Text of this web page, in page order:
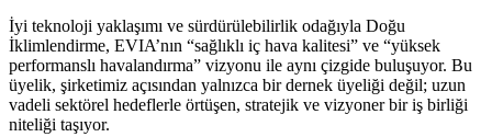
İyi teknoloji yaklaşımı ve sürdürülebilirlik odağıyla Doğu
İklimlendirme, EVIA’nın “sağlıklı iç hava kalitesi” ve “yüksek
performanslı havalandırma” vizyonu ile aynı çizgide buluşuyor. Bu
üyelik, şirketimiz açısından yalnızca bir dernek üyeliği değil; uzun
vadeli sektörel hedeflerle örtüşen, stratejik ve vizyoner bir iş birliği
niteliği taşıyor.